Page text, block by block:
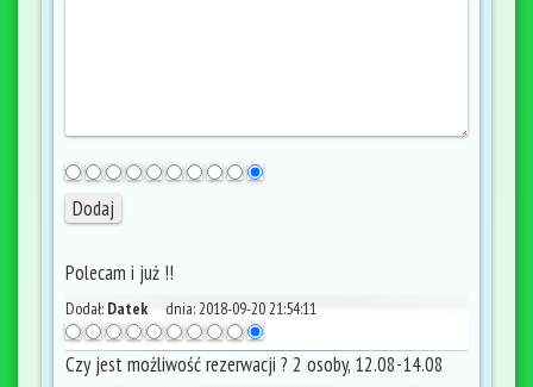
Polecam i już !!
Dodał: Datek dnia:2018-09-20 21:54:11
Czy jest możliwość rezerwacji ? 2 osoby, 12.08-14.08